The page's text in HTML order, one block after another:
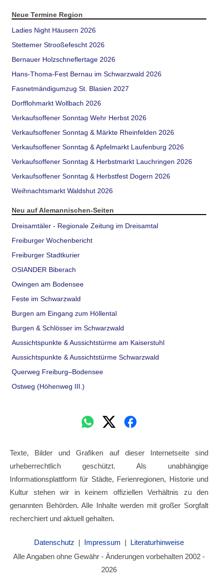
Neue Termine Region
Ladies Night Häusern 2026
Stettemer Strooßefescht 2026
Bernauer Holzschneflertage 2026
Hans-Thoma-Fest Bernau im Schwarzwald 2026
Fasnetmändigumzug St. Blasien 2027
Dorfflohmarkt Wollbach 2026
Verkaufsoffener Sonntag Wehr Herbst 2026
Verkaufsoffener Sonntag & Märkte Rheinfelden 2026
Verkaufsoffener Sonntag & Apfelmarkt Laufenburg 2026
Verkaufsoffener Sonntag & Herbstmarkt Lauchringen 2026
Verkaufsoffener Sonntag & Herbstfest Dogern 2026
Weihnachtsmarkt Waldshut 2026
Neu auf Alemannischen-Seiten
Dreisamtäler - Regionale Zeitung im Dreisamtal
Freiburger Wochenbericht
Freiburger Stadtkurier
OSIANDER Biberach
Owingen am Bodensee
Feste im Schwarzwald
Burgen am Eingang zum Höllental
Burgen & Schlösser im Schwarzwald
Aussichtspunkte & Aussichtstürme am Kaiserstuhl
Aussichtspunkte & Aussichtstürme Schwarzwald
Querweg Freiburg–Bodensee
Ostweg (Höhenweg III.)
Texte, Bilder und Grafiken auf dieser Internetseite sind
urheberrechtlich geschützt. Als unabhängige
Informationsplattform für Städte, Ferienregionen, Historie und
Kultur stehen wir in keinem offiziellen Verhältnis zu den
genannten Behörden. Alle Inhalte werden mit großer Sorgfalt
recherchiert und aktuell gehalten.
Datenschutz | Impressum | Literaturhinweise
Alle Angaben ohne Gewähr - Änderungen vorbehalten 2002 -
2026